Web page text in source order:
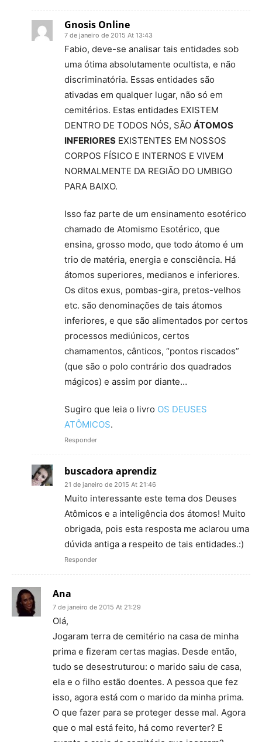
Gnosis Online
7 de janeiro de 2015 At 13:43
Fabio, deve-se analisar tais entidades sob
uma ótima absolutamente ocultista, e não
discriminatória. Essas entidades são
ativadas em qualquer lugar, não só em
cemitérios. Estas entidades EXISTEM
DENTRO DE TODOS NÓS, SÃO ÁTOMOS
INFERIORES EXISTENTES EM NOSSOS
CORPOS FÍSICO E INTERNOS E VIVEM
NORMALMENTE DA REGIÃO DO UMBIGO
PARA BAIXO.
Isso faz parte de um ensinamento esotérico
chamado de Atomismo Esotérico, que
ensina, grosso modo, que todo átomo é um
trio de matéria, energia e consciência. Há
átomos superiores, medianos e inferiores.
Os ditos exus, pombas-gira, pretos-velhos
etc. são denominações de tais átomos
inferiores, e que são alimentados por certos
processos mediúnicos, certos
chamamentos, cânticos, “pontos riscados”
(que são o polo contrário dos quadrados
mágicos) e assim por diante…
Sugiro que leia o livro OS DEUSES
ATÔMICOS.
Responder
buscadora aprendiz
21 de janeiro de 2015 At 21:46
Muito interessante este tema dos Deuses
Atômicos e a inteligência dos átomos! Muito
obrigada, pois esta resposta me aclarou uma
dúvida antiga a respeito de tais entidades.:)
Responder
Ana
7 de janeiro de 2015 At 21:29
Olá,
Jogaram terra de cemitério na casa de minha
prima e fizeram certas magias. Desde então,
tudo se desestruturou: o marido saiu de casa,
ela e o filho estão doentes. A pessoa que fez
isso, agora está com o marido da minha prima.
O que fazer para se proteger desse mal. Agora
que o mal está feito, há como reverter? E